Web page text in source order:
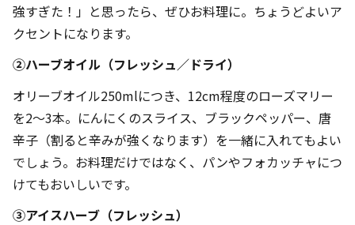
強すぎた！」と思ったら、ぜひお料理に。ちょうどよいア
クセントになります。
②ハーブオイル（フレッシュ／ドライ）
オリーブオイル250mlにつき、12cm程度のローズマリー
を2～3本。にんにくのスライス、ブラックペッパー、唐
辛子（割ると辛みが強くなります）を一緒に入れてもよい
でしょう。お料理だけではなく、パンやフォカッチャにつ
けてもおいしいです。
③アイスハーブ（フレッシュ）